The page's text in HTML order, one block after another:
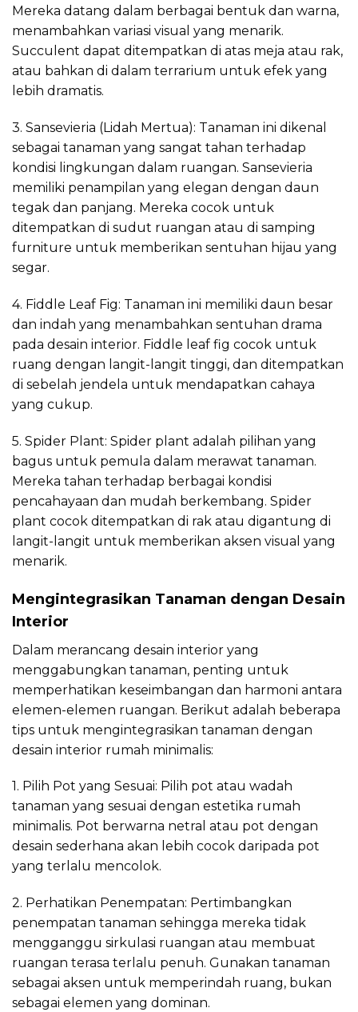
Mereka datang dalam berbagai bentuk dan warna,
menambahkan variasi visual yang menarik.
Succulent dapat ditempatkan di atas meja atau rak,
atau bahkan di dalam terrarium untuk efek yang
lebih dramatis.
3. Sansevieria (Lidah Mertua): Tanaman ini dikenal
sebagai tanaman yang sangat tahan terhadap
kondisi lingkungan dalam ruangan. Sansevieria
memiliki penampilan yang elegan dengan daun
tegak dan panjang. Mereka cocok untuk
ditempatkan di sudut ruangan atau di samping
furniture untuk memberikan sentuhan hijau yang
segar.
4. Fiddle Leaf Fig: Tanaman ini memiliki daun besar
dan indah yang menambahkan sentuhan drama
pada desain interior. Fiddle leaf fig cocok untuk
ruang dengan langit-langit tinggi, dan ditempatkan
di sebelah jendela untuk mendapatkan cahaya
yang cukup.
5. Spider Plant: Spider plant adalah pilihan yang
bagus untuk pemula dalam merawat tanaman.
Mereka tahan terhadap berbagai kondisi
pencahayaan dan mudah berkembang. Spider
plant cocok ditempatkan di rak atau digantung di
langit-langit untuk memberikan aksen visual yang
menarik.
Mengintegrasikan Tanaman dengan Desain
Interior
Dalam merancang desain interior yang
menggabungkan tanaman, penting untuk
memperhatikan keseimbangan dan harmoni antara
elemen-elemen ruangan. Berikut adalah beberapa
tips untuk mengintegrasikan tanaman dengan
desain interior rumah minimalis:
1. Pilih Pot yang Sesuai: Pilih pot atau wadah
tanaman yang sesuai dengan estetika rumah
minimalis. Pot berwarna netral atau pot dengan
desain sederhana akan lebih cocok daripada pot
yang terlalu mencolok.
2. Perhatikan Penempatan: Pertimbangkan
penempatan tanaman sehingga mereka tidak
mengganggu sirkulasi ruangan atau membuat
ruangan terasa terlalu penuh. Gunakan tanaman
sebagai aksen untuk memperindah ruang, bukan
sebagai elemen yang dominan.